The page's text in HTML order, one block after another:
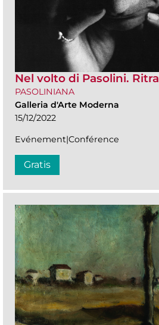
Nel volto di Pasolini.
PASOLINIANA
Galleria d'Arte Moderna
15/12/2022
Evénement|Conférence
Gratis